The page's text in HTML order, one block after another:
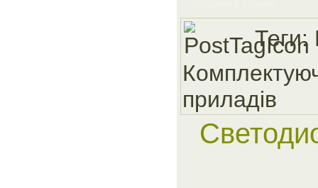
Теги:
приладiв